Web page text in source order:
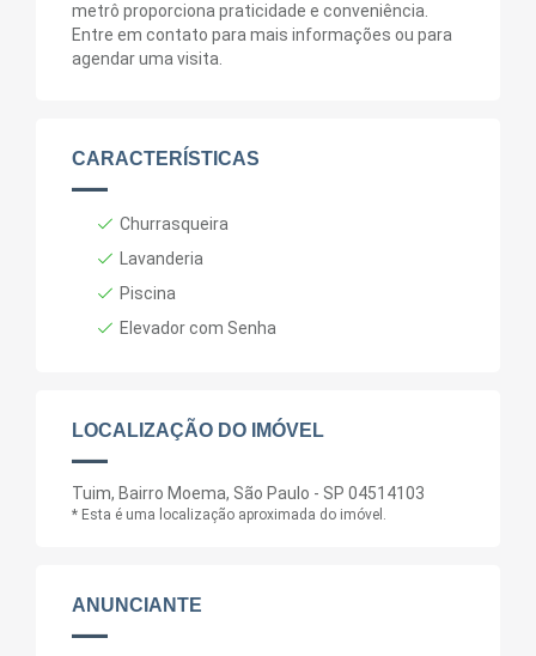
metrô proporciona praticidade e conveniência.
Entre em contato para mais informações ou para
agendar uma visita.
CARACTERÍSTICAS
Churrasqueira
Lavanderia
Piscina
Elevador com Senha
LOCALIZAÇÃO DO IMÓVEL
Tuim, Bairro Moema, São Paulo - SP 04514103
* Esta é uma localização aproximada do imóvel.
ANUNCIANTE